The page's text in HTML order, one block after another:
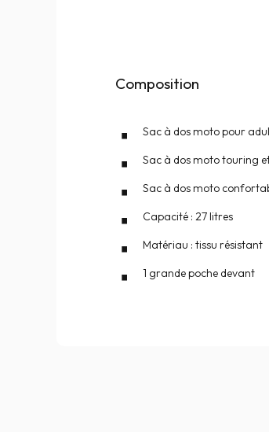
Composition
Sac à dos moto pour
Sac à dos moto touring
Sac à dos moto
Capacité : 27 litres
Matériau : tissu résistant
1 grande poche devant